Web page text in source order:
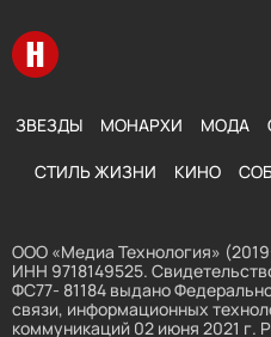
Перейти на главную
ЗВЕЗДЫ МОНАРХИ МОДА
СТИЛЬ ЖИЗНИ КИНО
ООО «Медиа Технология»
ИНН 9718149525.
ФС77- 81184 выдано
связи, информационных
коммуникаций 02 июня 2021 г.